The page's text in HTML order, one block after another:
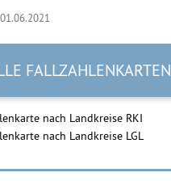
FALLZAHLENKARTEN
nach Landkreise RKI
nach Landkreise LGL